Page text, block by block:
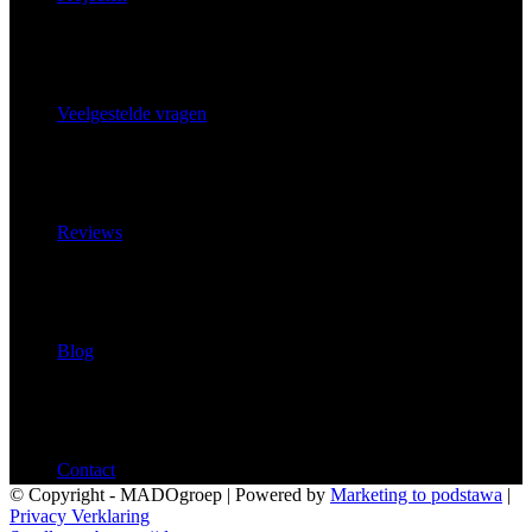
Veelgestelde vragen
Reviews
Blog
Contact
© Copyright - MADOgroep | Powered by Marketing to podstawa |
Privacy Verklaring